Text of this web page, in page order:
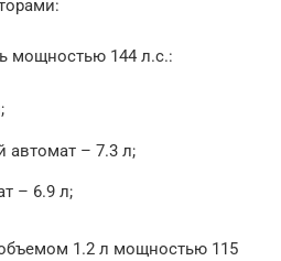
мощностью 144 л.с.:
автомат – 7.3 л;
– 6.9 л;
1.2 л мощностью 115